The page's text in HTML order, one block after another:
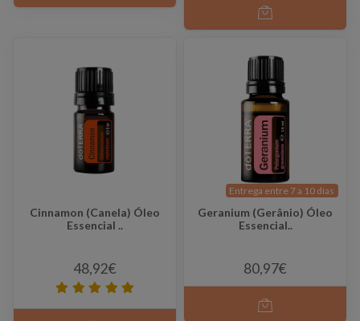
Cinnamon (Canela) Óleo
Essencial ..
48,92€
Entrega entre 7 a 10 días
Geranium (Gerânio) Óleo
Essencial..
80,97€